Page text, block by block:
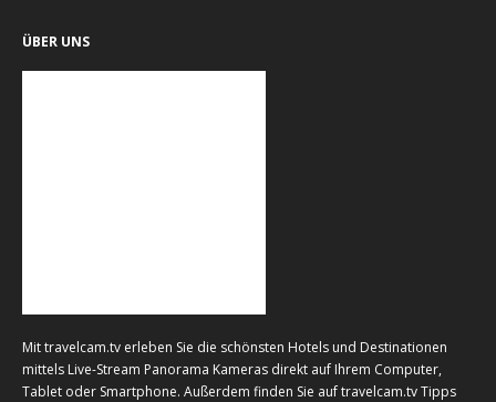
ÜBER UNS
Mit travelcam.tv erleben Sie die schönsten Hotels und Destinationen
mittels Live-Stream Panorama Kameras direkt auf Ihrem Computer,
Tablet oder Smartphone. Außerdem finden Sie auf travelcam.tv Tipps